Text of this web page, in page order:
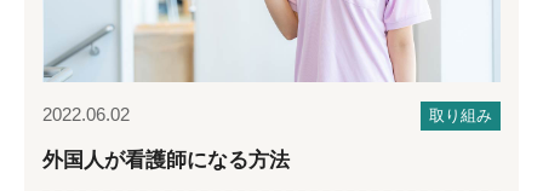
2022.06.02 取り組み
外国人が看護師になる方法